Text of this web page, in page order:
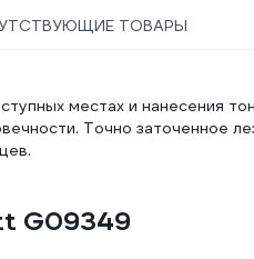
ТОВАРЫ
местах и нанесения
Точно заточенное
G09349